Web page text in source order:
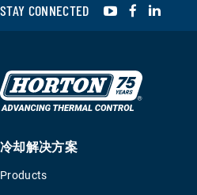
STAY CONNECTED YouTubeFacebook
冷却解决方案
Products